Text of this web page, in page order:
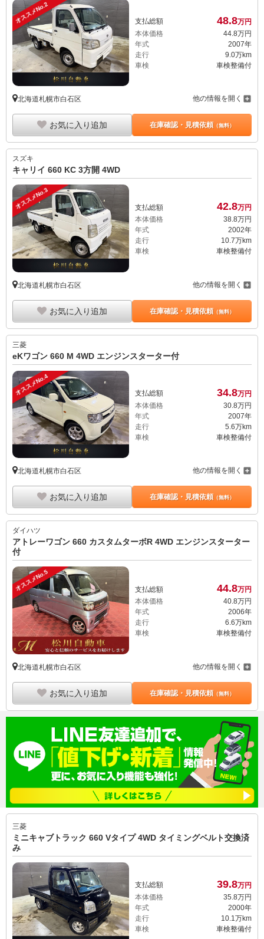
オススメNo.2 支払総額 48.8万円
本体価格
44. 8万円
年式
2007年
走行
9.0万km
車検
車検整備付
北海道札幌市白石区 他の情報を開く
お気に入り追加 在庫確認・見積依頼（無料）
スズキ
キャリイ 660 KC 3方開 4WD
オススメNo.3 支払総額 42.8万円
本体価格
38.8万円
年式
2002年
走行
10.7万km
車検
車検整備付
北海道札幌市白石区 他の情報を開く
お気に入り追加 在庫確認・見積依頼（無料）
三菱
eKワゴン 660 M 4WD エンジンスターター付
オススメNo.4 支払総額 34.8万円
本体価格
30. 8万円
年式
2007年
走行
5.6万km
車検
車検整備付
北海道札幌市白石区 他の情報を開く
お気に入り追加 在庫確認・見積依頼（無料）
ダイハツ
アトレーワゴン 660 カスタムターボR 4WD エンジンスターター
付
オススメNo.5 支払総額 44.8万円
本体価格
40.8万円
年式
2006年
走行
6.6万km
車検
車検整備付
北海道札幌市白石区 他の情報を開く
お気に入り追加 在庫確認・見積依頼（無料）
三菱
ミニキャブトラック 660 Vタイプ 4WD タイミングベルト交換済
み
支払総額 39.8万円
本体価格
35. 8万円
年式
2000年
走行
10.1万km
車検
車検整備付